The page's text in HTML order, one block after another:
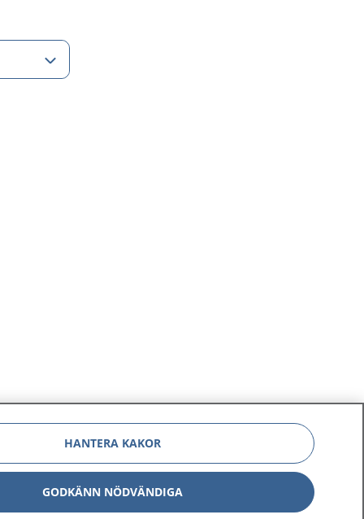
HANTERA KAKOR
GODKÄNN NÖDVÄNDIGA